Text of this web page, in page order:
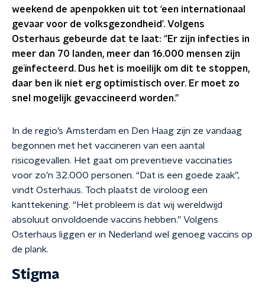
weekend de apenpokken uit tot ‘een internationaal
gevaar voor de volksgezondheid’. Volgens
Osterhaus gebeurde dat te laat: "Er zijn infecties in
meer dan 70 landen, meer dan 16.000 mensen zijn
geïnfecteerd. Dus het is moeilijk om dit te stoppen,
daar ben ik niet erg optimistisch over. Er moet zo
snel mogelijk gevaccineerd worden."
In de regio’s Amsterdam en Den Haag zijn ze vandaag
begonnen met het vaccineren van een aantal
risicogevallen. Het gaat om preventieve vaccinaties
voor zo’n 32.000 personen. “Dat is een goede zaak”,
vindt Osterhaus. Toch plaatst de viroloog een
kanttekening. “Het probleem is dat wij wereldwijd
absoluut onvoldoende vaccins hebben.” Volgens
Osterhaus liggen er in Nederland wel genoeg vaccins op
de plank.
Stigma